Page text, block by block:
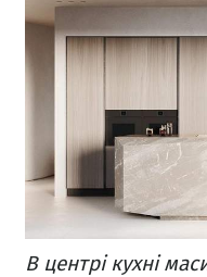
В центрі кухні